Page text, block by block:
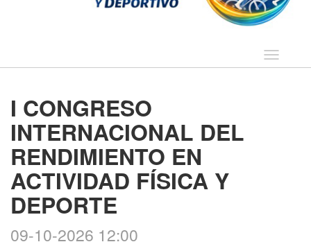
Idioma
I CONGRESO
INTERNACIONAL DEL
RENDIMIENTO EN
ACTIVIDAD FÍSICA Y
DEPORTE
09-10-2026 12:00